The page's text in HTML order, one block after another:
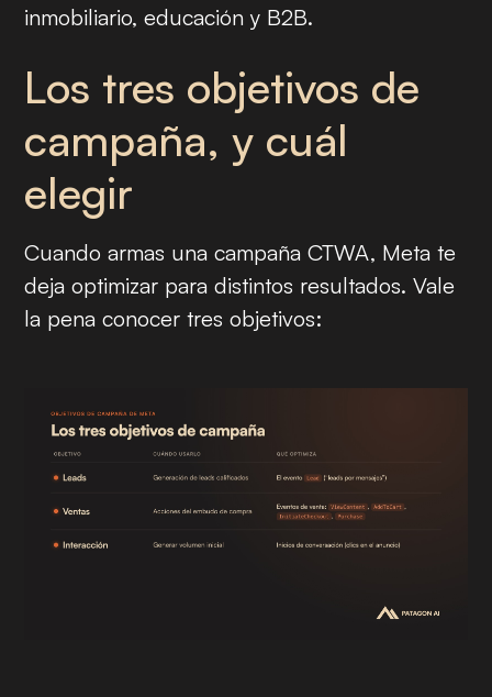
inmobiliario, educación y B2B.
Los tres objetivos de
campaña, y cuál
elegir
Cuando armas una campaña CTWA, Meta te
deja optimizar para distintos resultados. Vale
la pena conocer tres objetivos: